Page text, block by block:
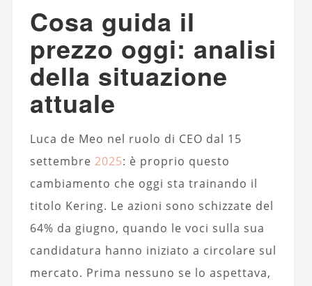
Cosa guida il
prezzo oggi: analisi
della situazione
attuale
Luca de Meo nel ruolo di CEO dal 15
settembre 2025: è proprio questo
cambiamento che oggi sta trainando il
titolo Kering. Le azioni sono schizzate del
64% da giugno, quando le voci sulla sua
candidatura hanno iniziato a circolare sul
mercato. Prima nessuno se lo aspettava,